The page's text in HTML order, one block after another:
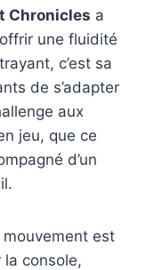
Chronicles a
une fluidité
c’est sa
de s’adapter
aux
jeu, que ce
d’un
mouvement est
console,